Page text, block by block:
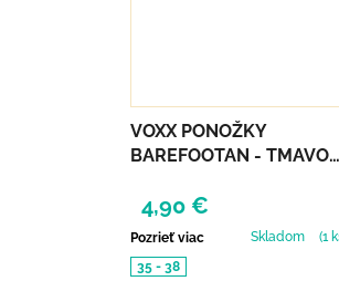
VOXX PONOŽKY
BAREFOOTAN - TMAVO
4,90 €
Pozrieť viac Skladom
(1
35 - 38